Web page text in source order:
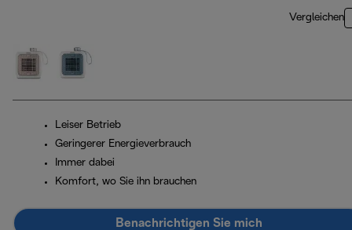
Vergleichen
Leiser Betrieb
Geringerer Energieverbrauch
Immer dabei
Komfort, wo Sie ihn brauchen
Benachrichtigen Sie mich